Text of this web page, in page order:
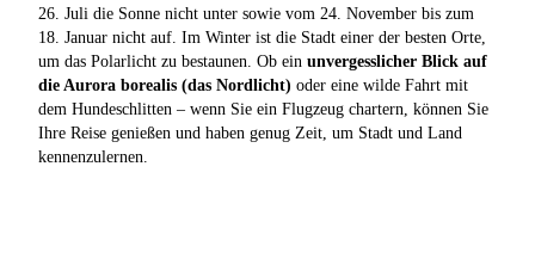
26. Juli die Sonne nicht unter sowie vom 24. November bis zum
18. Januar nicht auf. Im Winter ist die Stadt einer der besten Orte,
um das Polarlicht zu bestaunen. Ob ein unvergesslicher Blick auf
die Aurora borealis (das Nordlicht) oder eine wilde Fahrt mit
dem Hundeschlitten – wenn Sie ein Flugzeug chartern, können Sie
Ihre Reise genießen und haben genug Zeit, um Stadt und Land
kennenzulernen.